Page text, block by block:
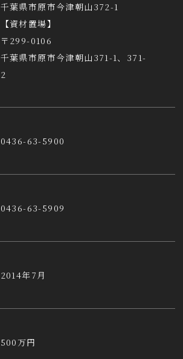
千葉県市原市今津朝山372-1
【資材置場】
〒299-0106
千葉県市原市今津朝山371-1、371-
2
0436-63-5900
0436-63-5909
2014年7月
500万円